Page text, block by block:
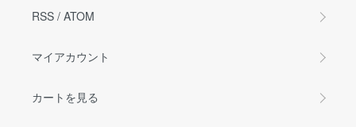
RSS / ATOM
マイアカウント
カートを見る